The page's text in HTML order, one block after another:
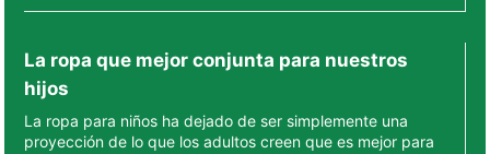
La ropa que mejor conjunta para nuestros
hijos
La ropa para niños ha dejado de ser simplemente una
proyección de lo que los adultos creen que es mejor para